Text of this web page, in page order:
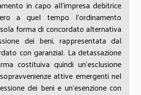
strutturali del rispettivo
– ed a tali fattispecie pare
il caso che qui occupa –
esservi tassazione; ciò, al fine
una attitudine alla contribuzione
del resto perfettamente
letterale dell’art. 88, co. 4-
in capo all’impresa debitrice
a quel tempo l’ordinamento
forma di concordato alternativa
dei beni, rappresentata dal
con garanzia). La detassazione
costituiva quindi un’esclusione
attive emergenti nel
dei beni e un’esenzione con